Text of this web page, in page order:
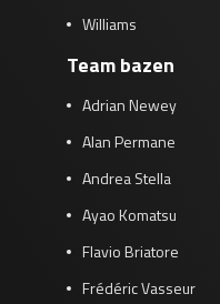
Williams
Team bazen
Adrian Newey
Alan Permane
Andrea Stella
Ayao Komatsu
Flavio Briatore
Frédéric Vasseur